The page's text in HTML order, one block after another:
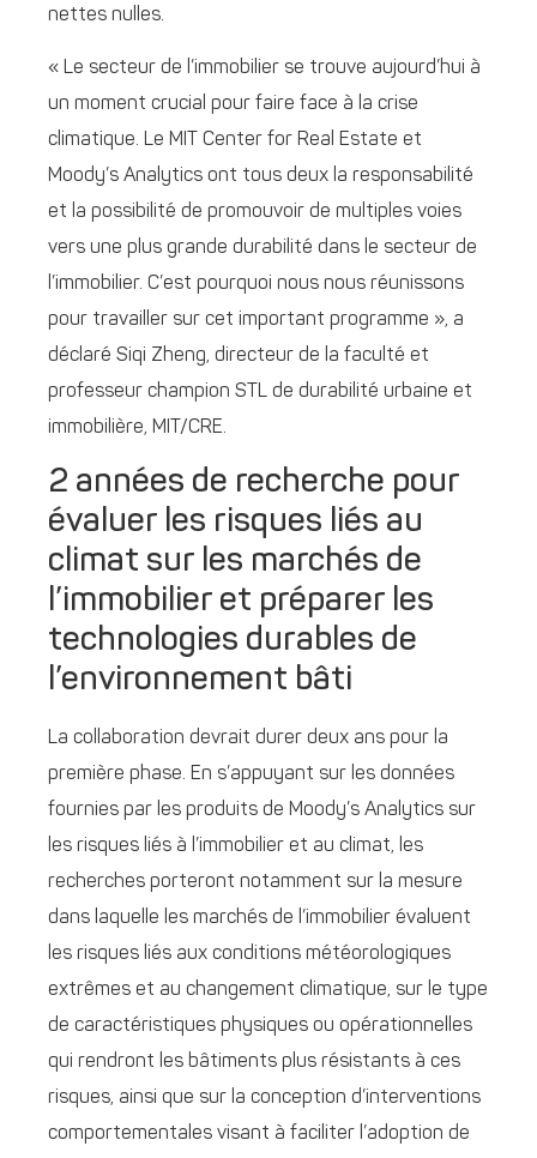
nettes nulles.
« Le secteur de l’immobilier se trouve aujourd’hui à
un moment crucial pour faire face à la crise
climatique. Le MIT Center for Real Estate et
Moody’s Analytics ont tous deux la responsabilité
et la possibilité de promouvoir de multiples voies
vers une plus grande durabilité dans le secteur de
l’immobilier. C’est pourquoi nous nous réunissons
pour travailler sur cet important programme », a
déclaré Siqi Zheng, directeur de la faculté et
professeur champion STL de durabilité urbaine et
immobilière, MIT/CRE.
2 années de recherche pour
évaluer les risques liés au
climat sur les marchés de
l’immobilier et préparer les
technologies durables de
l’environnement bâti
La collaboration devrait durer deux ans pour la
première phase. En s’appuyant sur les données
fournies par les produits de Moody’s Analytics sur
les risques liés à l’immobilier et au climat, les
recherches porteront notamment sur la mesure
dans laquelle les marchés de l’immobilier évaluent
les risques liés aux conditions météorologiques
extrêmes et au changement climatique, sur le type
de caractéristiques physiques ou opérationnelles
qui rendront les bâtiments plus résistants à ces
risques, ainsi que sur la conception d’interventions
comportementales visant à faciliter l’adoption de